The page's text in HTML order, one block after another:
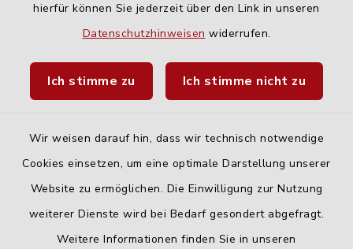
hierfür können Sie jederzeit über den Link in unseren
Datenschutzhinweisen widerrufen.
Ich stimme zu Ich stimme nicht zu
Wir weisen darauf hin, dass wir technisch notwendige
Cookies einsetzen, um eine optimale Darstellung unserer
Website zu ermöglichen. Die Einwilligung zur Nutzung
weiterer Dienste wird bei Bedarf gesondert abgefragt.
Weitere Informationen finden Sie in unseren
Quicklinks
Fahrplanauskunft DING
Barrierefreiheit